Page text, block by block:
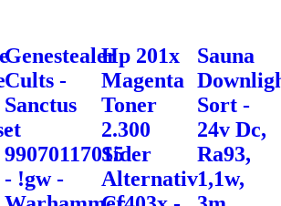
Genestealer
Cults -
Sanctus
-
99070117015
- !gw -
Hp 201x
Magenta
Toner
2.300
Sider
Alternativ
Sauna
Sort -
24v Dc,
Ra93,
1,1w,